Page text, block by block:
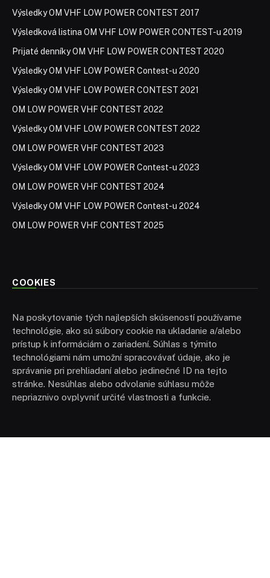
Výsledky OM VHF LOW POWER CONTEST 2017
Výsledková listina OM VHF LOW POWER CONTEST-u 2019
Prijaté denníky OM VHF LOW POWER CONTEST 2020
Výsledky OM VHF LOW POWER Contest-u 2020
Výsledky OM VHF LOW POWER CONTEST 2021
OM LOW POWER VHF CONTEST 2022
Výsledky OM VHF LOW POWER CONTEST 2022
OM LOW POWER VHF CONTEST 2023
Výsledky OM VHF LOW POWER Contest-u 2023
OM LOW POWER VHF CONTEST 2024
Výsledky OM VHF LOW POWER Contest-u 2024
OM LOW POWER VHF CONTEST 2025
COOKIES
Na poskytovanie tých najlepších skúseností používame
technológie, ako sú súbory cookie na ukladanie a/alebo
prístup k informáciám o zariadení. Súhlas s týmito
technológiami nám umožní spracovávať údaje, ako je
správanie pri prehliadaní alebo jedinečné ID na tejto
stránke. Nesúhlas alebo odvolanie súhlasu môže
nepriaznivo ovplyvniť určité vlastnosti a funkcie.